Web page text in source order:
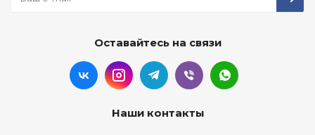
Оставайтесь на связи
Наши контакты